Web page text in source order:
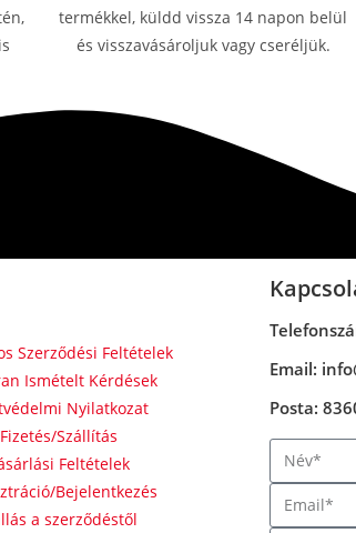
termékkel, küldd vissza 14 napon belül
és visszavásároljuk vagy cseréljük.
Szerződési Feltételek
Ismételt Kérdések
Nyilatkozat
Fizetés/Szállítás
Feltételek
Bejelentkezés
a szerződéstől
Email:
Posta: